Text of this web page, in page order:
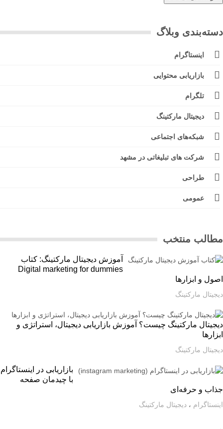
وبلاگ
اینستاگرام
بازاریابی محتوایی
تلگرام
دیجیتال مارکتینگ
شبکه‌های اجتماعی
شرکت های تبلیغاتی در مشهد
طراحی
عمومی
منتخب
آموزش دیجیتال مارکتینگ: کتاب
Digital marketing for dummies
و ابزارها
مارکتینگ
مارکتینگ چیست؟ آموزش بازاریابی دیجیتال، استراتژی و
مارکتینگ
بازاریابی در اینستاگرام
با چیدمان صفحه
و حرفه‌ای
،دیجیتال مارکتینگ